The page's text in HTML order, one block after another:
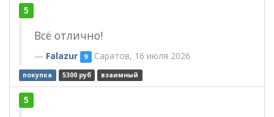
5
Всё отлично!
Falazur 9 Саратов, 16 июля 2026
покупка 5300 руб взаимный
5